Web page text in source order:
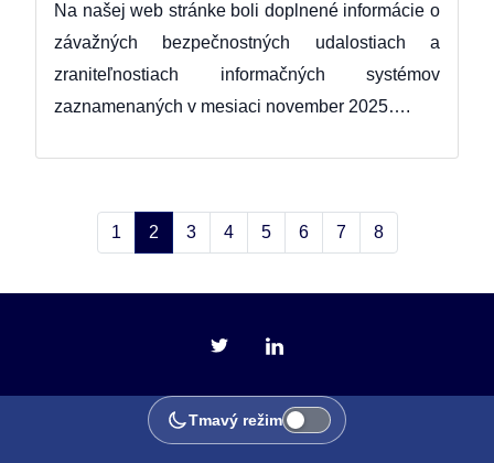
Na našej web stránke boli doplnené informácie o
závažných bezpečnostných udalostiach a
zraniteľnostiach informačných systémov
zaznamenaných v mesiaci november 2025….
1 2 3 4 5 6 7 8
Tmavý režim